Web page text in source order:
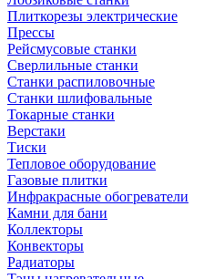
Плиткорезы электрические
Прессы
Рейсмусовые станки
Сверлильные станки
Станки распиловочные
Станки шлифовальные
Токарные станки
Верстаки
Тиски
Тепловое оборудование
Газовые плитки
Инфракрасные обогреватели
Камни для бани
Коллекторы
Конвекторы
Радиаторы